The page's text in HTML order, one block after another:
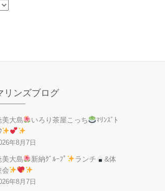
リンズブログ
美大島 いろり茶屋こっち
ﾏﾘﾝｽﾞﾄ
年8月7日
美大島 新納ｸﾞﾙｰﾌﾟ ランチ
&体
会
年8月7日